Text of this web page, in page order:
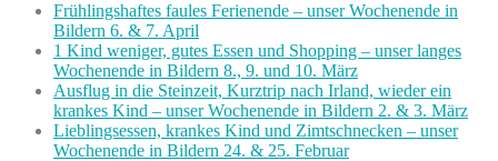
Frühlingshaftes faules Ferienende – unser Wochenende in
Bildern 6. & 7. April
1 Kind weniger, gutes Essen und Shopping – unser langes
Wochenende in Bildern 8., 9. und 10. März
Ausflug in die Steinzeit, Kurztrip nach Irland, wieder ein
krankes Kind – unser Wochenende in Bildern 2. & 3. März
Lieblingsessen, krankes Kind und Zimtschnecken – unser
Wochenende in Bildern 24. & 25. Februar